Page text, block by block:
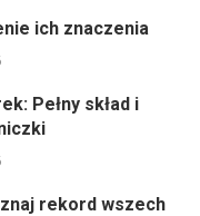
ich znaczenia
Pełny skład i
rekord wszech